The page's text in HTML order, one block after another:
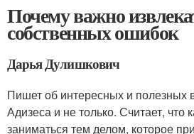
Почему важно
собственных ошибок
Дарья Дулишкович
Пишет об интересных и полезных
Адизеса и не только. Считает,
заниматься тем делом, которое